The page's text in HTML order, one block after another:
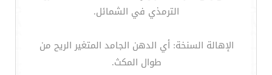
الترمذي في الشمائل.
الإهالة السنخة: أي الدهن الجامد المتغير الريح من
طوال المكث.